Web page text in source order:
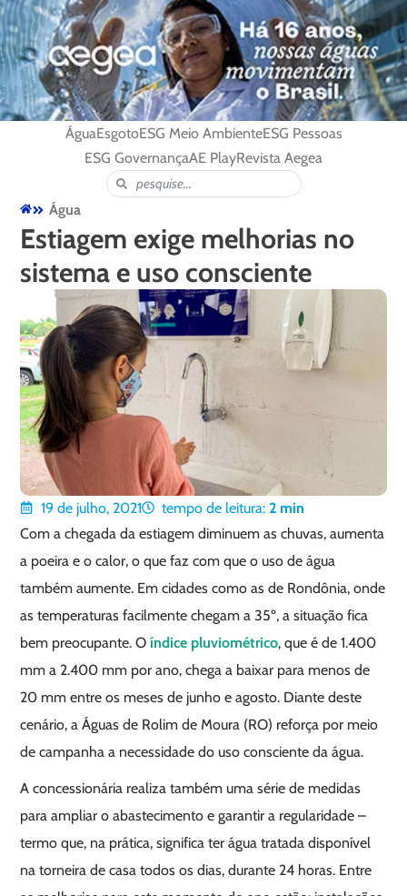
ÁguaEsgotoESG Meio AmbienteESG Pessoas
ESG GovernançaAE PlayRevista Aegea
Água
Estiagem exige melhorias no
sistema e uso consciente
19 de julho, 2021 tempo de leitura: 2 min
Com a chegada da estiagem diminuem as chuvas, aumenta
a poeira e o calor, o que faz com que o uso de água
também aumente. Em cidades como as de Rondônia, onde
as temperaturas facilmente chegam a 35º, a situação fica
bem preocupante. Oíndice pluviométrico, que é de 1.400
mm a 2.400 mm por ano, chega a baixar para menos de
20 mm entre os meses de junho e agosto. Diante deste
cenário, a Águas de Rolim de Moura (RO) reforça por meio
de campanha a necessidade do uso consciente da água.
A concessionária realiza também uma série de medidas
para ampliar o abastecimento e garantir a regularidade –
termo que, na prática, significa ter água tratada disponível
na torneira de casa todos os dias, durante 24 horas. Entre